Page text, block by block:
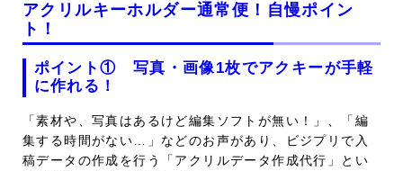
アクリルキーホルダー通常便！自慢ポイン
ト！
ポイント① 写真・画像1枚でアクキーが手軽
に作れる！
「素材や、写真はあるけど編集ソフトが無い！」、「編
集する時間がない…」などのお声があり、ビジプリで入
稿データの作成を行う「アクリルデータ作成代行」とい